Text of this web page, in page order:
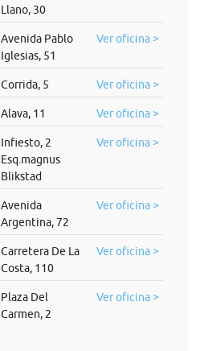
Llano, 30
Avenida Pablo
Iglesias, 51
Ver oficina >
Corrida, 5 Ver oficina >
Alava, 11 Ver oficina >
Infiesto, 2
Esq.magnus
Blikstad
Ver oficina >
Avenida
Argentina, 72
Ver oficina >
Carretera De La
Costa, 110
Ver oficina >
Plaza Del
Carmen, 2
Ver oficina >